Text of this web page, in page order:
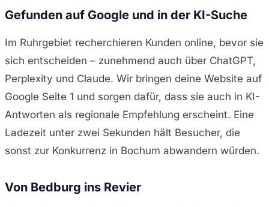
Gefunden auf Google und in der KI-Suche
Im Ruhrgebiet recherchieren Kunden online, bevor sie
sich entscheiden – zunehmend auch über ChatGPT,
Perplexity und Claude. Wir bringen deine Website auf
Google Seite 1 und sorgen dafür, dass sie auch in KI-
Antworten als regionale Empfehlung erscheint. Eine
Ladezeit unter zwei Sekunden hält Besucher, die
sonst zur Konkurrenz in Bochum abwandern würden.
Von Bedburg ins Revier